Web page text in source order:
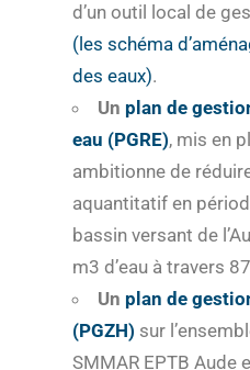
d’un outil local de
(les schéma
des eaux).
Un plan de
eau (PGRE), mis en
ambitionne de
aquantitatif en
bassin versant de
m3 d’eau à travers
Un plan de
(PGZH) sur
SMMAR EPTB Aude